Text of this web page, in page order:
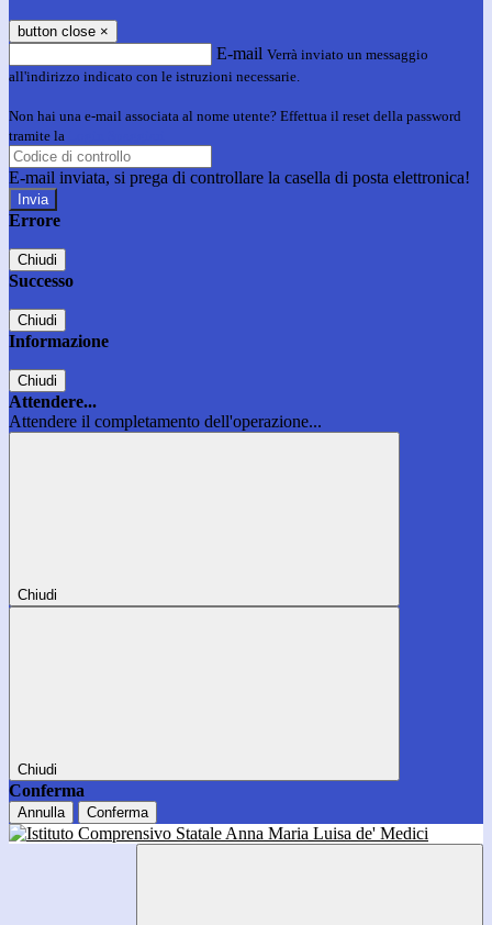
button close ×
E-mail Verrà inviato un messaggio
all'indirizzo indicato con le istruzioni necessarie.
Non hai una e-mail associata al nome utente? Effettua il reset della password
tramite la
E-mail inviata, si prega di controllare la casella di posta elettronica!
Errore
Chiudi
Successo
Chiudi
Informazione
Chiudi
Attendere...
Attendere il completamento dell'operazione...
Chiudi
Chiudi
Conferma
Annulla Conferma